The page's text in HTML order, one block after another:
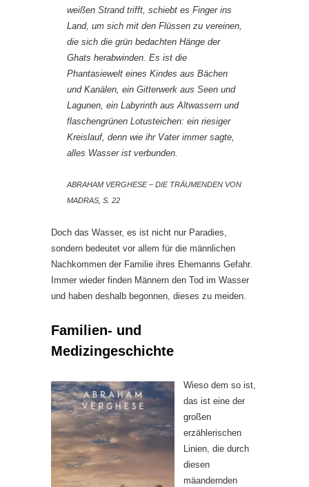
weißen Strand trifft, schiebt es Finger ins
Land, um sich mit den Flüssen zu vereinen,
die sich die grün bedachten Hänge der
Ghats herabwinden. Es ist die
Phantasiewelt eines Kindes aus Bächen
und Kanälen, ein Gitterwerk aus Seen und
Lagunen, ein Labyrinth aus Altwassern und
flaschengrünen Lotusteichen: ein riesiger
Kreislauf, denn wie ihr Vater immer sagte,
alles Wasser ist verbunden.
ABRAHAM VERGHESE – DIE TRÄUMENDEN VON
MADRAS, S. 22
Doch das Wasser, es ist nicht nur Paradies,
sondern bedeutet vor allem für die männlichen
Nachkommen der Familie ihres Ehemanns Gefahr.
Immer wieder finden Männern den Tod im Wasser
und haben deshalb begonnen, dieses zu meiden.
Familien- und
Medizingeschichte
Wieso dem so ist,
das ist eine der
großen
erzählerischen
Linien, die durch
diesen
mäandernden